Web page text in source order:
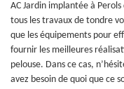
AC Jardin implantée à
tous les travaux de tondre
que les équipements pour
fournir les meilleures
pelouse. Dans ce cas,
avez besoin de quoi que ce